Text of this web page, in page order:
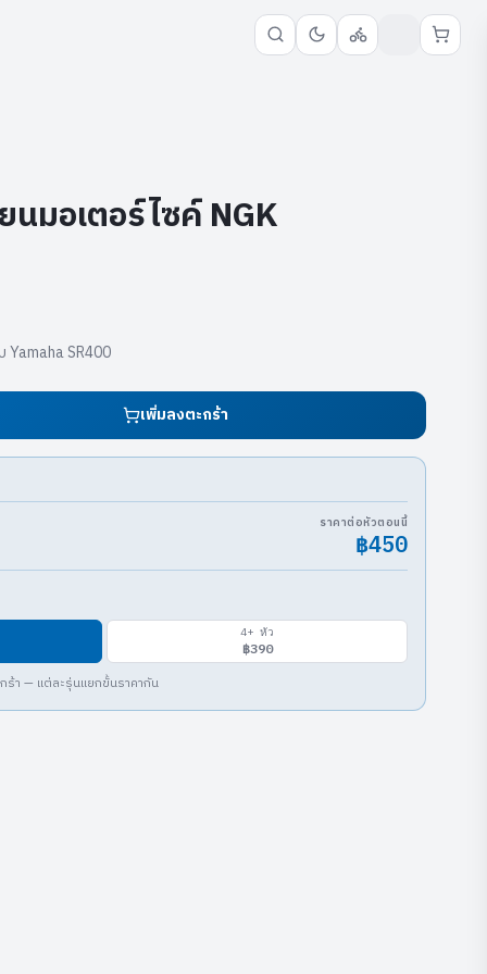
นมอเตอร์ไซค์ NGK
Yamaha SR400
เพิ่มลงตะกร้า
ราคาต่อหัวตอนนี้
฿450
4+ หัว
฿390
ร้า — แต่ละรุ่นแยกขั้นราคากัน